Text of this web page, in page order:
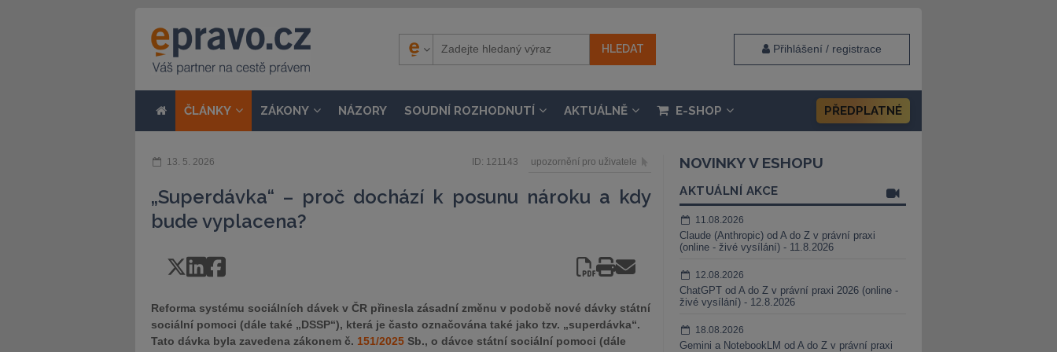
Přihlášení / registrace
ČLÁNKY ZÁKONY NÁZORY SOUDNÍ ROZHODNUTÍ AKTUÁLNĚ E-SHOP PŘEDPLATNÉ
13. 5. 2026 ID: 121143 upozornění pro uživatele
„Superdávka“ – proč dochází k posunu nároku a kdy
bude vyplacena?
Reforma systému sociálních dávek v ČR přinesla zásadní změnu v podobě nové dávky státní
sociální pomoci (dále také „DSSP“), která je často označována také jako tzv. „superdávka“.
Tato dávka byla zavedena zákonem č. 151/2025 Sb., o dávce státní sociální pomoci (dále
NOVINKY V ESHOPU
AKTUÁLNÍ AKCE
11.08.2026
Claude (Anthropic) od A do Z v právní praxi
(online - živé vysílání) - 11.8.2026
12.08.2026
ChatGPT od A do Z v právní praxi 2026 (online -
živé vysílání) - 12.8.2026
18.08.2026
Gemini a NotebookLM od A do Z v právní praxi